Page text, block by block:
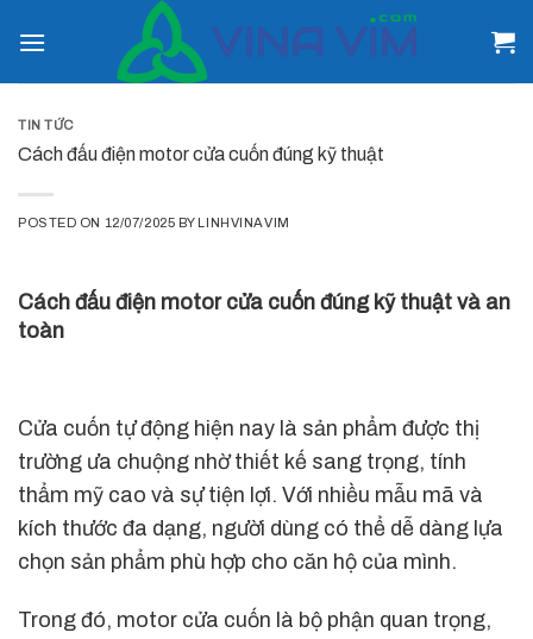
TIN TỨC
Cách đấu điện motor cửa cuốn đúng kỹ thuật
POSTED ON 12/07/2025 BY LINHVINAVIM
Cách đấu điện motor cửa cuốn đúng kỹ thuật và an
toàn
Cửa cuốn tự động hiện nay là sản phẩm được thị
trường ưa chuộng nhờ thiết kế sang trọng, tính
thẩm mỹ cao và sự tiện lợi. Với nhiều mẫu mã và
kích thước đa dạng, người dùng có thể dễ dàng lựa
chọn sản phẩm phù hợp cho căn hộ của mình.
Trong đó, motor cửa cuốn là bộ phận quan trọng,